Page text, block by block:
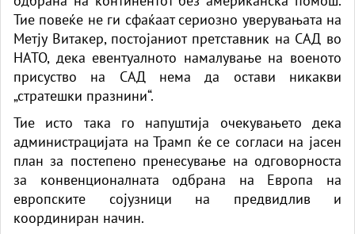
Тие повеќе не ги сфаќаат сериозно уверувањата на
Метју Витакер, постојаниот претставник на САД во
НАТО, дека евентуалното намалување на военото
присуство на САД нема да остави никакви
„стратешки празнини“.
Тие исто така го напуштија очекувањето дека
администрацијата на Трамп ќе се согласи на јасен
план за постепено пренесување на одговорноста
за конвенционалната одбрана на Европа на
европските сојузници на предвидлив и
координиран начин.